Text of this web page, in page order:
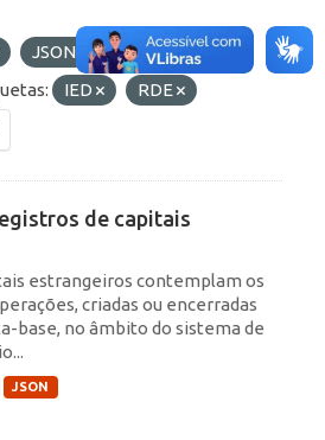
JSON
Organizações:
IED RDE
de capitais
estrangeiros contemplam os
criadas ou encerradas
base, no âmbito do sistema de
JSON